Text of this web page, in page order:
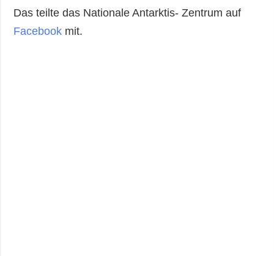
Das teilte das Nationale Antarktis- Zentrum auf
Facebook mit.